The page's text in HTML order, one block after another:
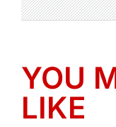
YOU
LIKE